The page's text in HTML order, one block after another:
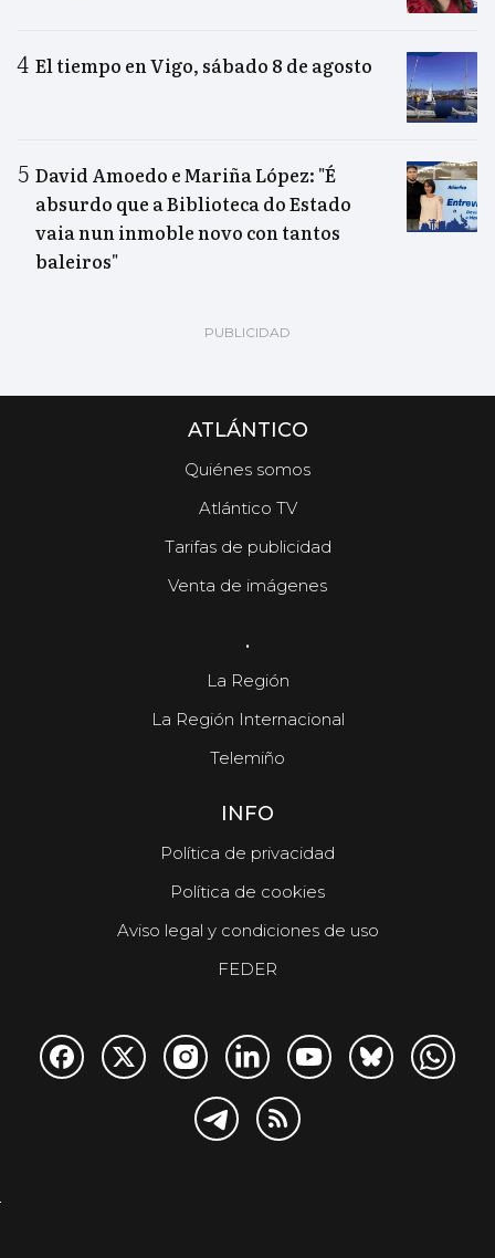
El tiempo en Vigo, sábado 8 de agosto
David Amoedo e Mariña López: "É
absurdo que a Biblioteca do Estado
vaia nun inmoble novo con tantos
baleiros"
ATLÁNTICO
Quiénes somos
Atlántico TV
Tarifas de publicidad
Venta de imágenes
.
La Región
La Región Internacional
Telemiño
INFO
Política de privacidad
Política de cookies
Aviso legal y condiciones de uso
FEDER